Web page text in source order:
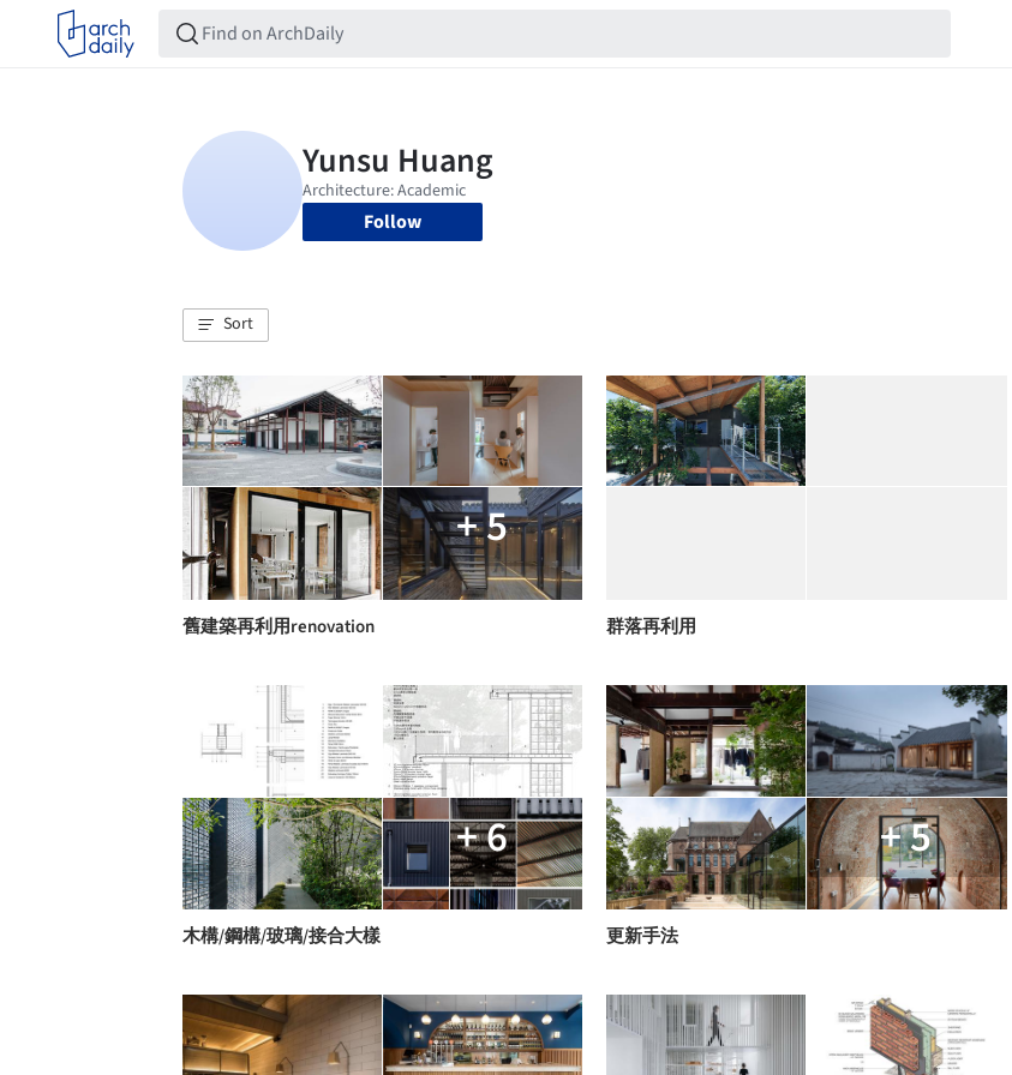
Follow
Sort
+ 5
舊建築再利用renovation 群落再利用
+ 6
木構/鋼構/玻璃/接合大樣
+ 5
更新手法